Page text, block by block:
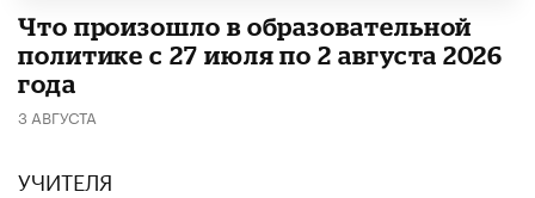
​Что произошло в образовательной
политике с 27 июля по 2 августа 2026
года
3 АВГУСТА
УЧИТЕЛЯ